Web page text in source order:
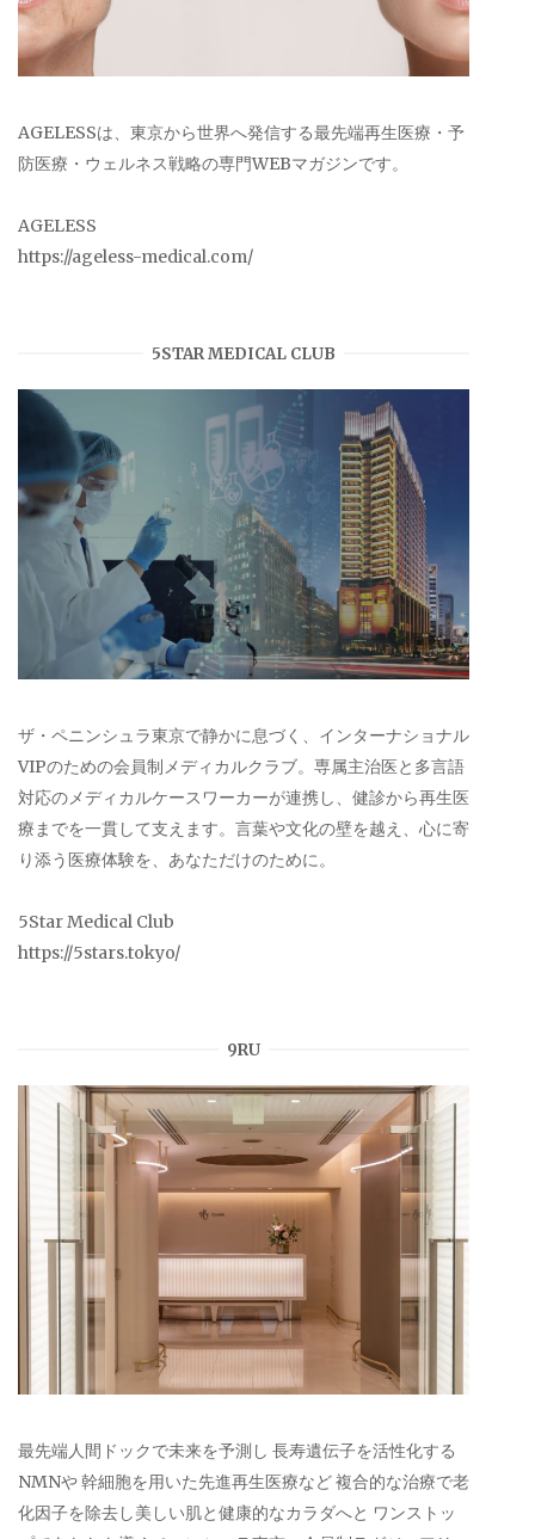
AGELESSは、東京から世界へ発信する最先端再生医療・予
防医療・ウェルネス戦略の専門WEBマガジンです。
AGELESS
https://ageless-medical.com/
5STAR MEDICAL CLUB
ザ・ペニンシュラ東京で静かに息づく、インターナショナル
VIPのための会員制メディカルクラブ。専属主治医と多言語
対応のメディカルケースワーカーが連携し、健診から再生医
療までを一貫して支えます。言葉や文化の壁を越え、心に寄
り添う医療体験を、あなただけのために。
5Star Medical Club
https://5stars.tokyo/
9RU
最先端人間ドックで未来を予測し 長寿遺伝子を活性化する
NMNや 幹細胞を用いた先進再生医療など 複合的な治療で老
化因子を除去し美しい肌と健康的なカラダへと ワンストッ